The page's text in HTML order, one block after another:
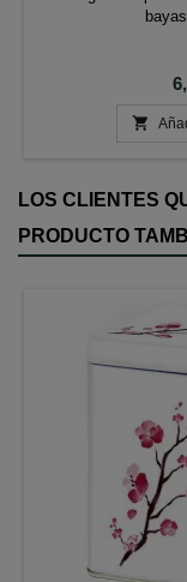

LOS CLIENTES
PRODUCTO